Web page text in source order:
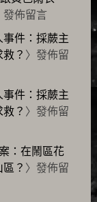
發佈留言
事件：採蕨主
？ 〉發佈留
事件：採蕨主
？ 〉發佈留
：在鬧區花
？ 〉發佈留